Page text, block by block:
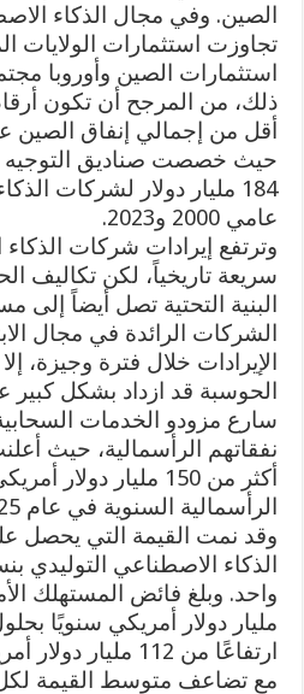
الصين. وفي مجال الذكاء
تجاوزت استثمارات الولايات
استثمارات الصين وأوروبا
ذلك، من المرجح أن تكون
أقل من إجمالي إنفاق الصين
حيث خصصت صناديق التوجيه
184 مليار دولار لشركات
عامي 2000 و2023.
وترتفع إيرادات شركات
سريعة تاريخياً، لكن تكاليف
البنية التحتية تصل أيضاً إلى
الشركات الرائدة في مجال
الإيرادات خلال فترة وجيزة،
الحوسبة قد ازداد بشكل
سارع مزودو الخدمات
نفقاتهم الرأسمالية، حيث
أكثر من 150 مليار
الرأسمالية السنوية في عام 2025.
وقد نمت القيمة التي يحصل
ارتفاعًا من 112
مع تضاعف متوسط القيمة